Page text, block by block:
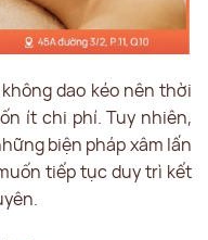
dao kéo nên thời
ít chi phí. Tuy nhiên,
biện pháp xâm lấn
tiếp tục duy trì kết